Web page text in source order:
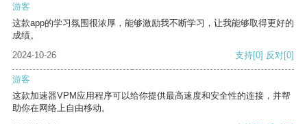
游客
这款app的学习氛围很浓厚，能够激励我不断学习，让我能够取得更好的
成绩。
2024-10-26
支持[0] 反对[0]
游客
这款加速器VPM应用程序可以给你提供最高速度和安全性的连接，并帮
助你在网络上自由移动。